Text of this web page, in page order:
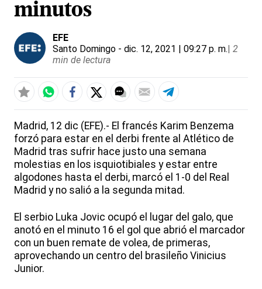
minutos
EFE
Santo Domingo - dic. 12, 2021 | 09:27 p. m.| 2
min de lectura
Madrid, 12 dic (EFE).- El francés Karim Benzema
forzó para estar en el derbi frente al Atlético de
Madrid tras sufrir hace justo una semana
molestias en los isquiotibiales y estar entre
algodones hasta el derbi, marcó el 1-0 del Real
Madrid y no salió a la segunda mitad.
El serbio Luka Jovic ocupó el lugar del galo, que
anotó en el minuto 16 el gol que abrió el marcador
con un buen remate de volea, de primeras,
aprovechando un centro del brasileño Vinicius
Junior.